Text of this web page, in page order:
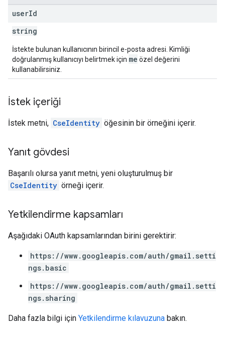
userId
string
İstekte bulunan kullanıcının birincil e-posta adresi. Kimliği
doğrulanmış kullanıcıyı belirtmek için me özel değerini
kullanabilirsiniz.
İstek içeriği
İstek metni, CseIdentity öğesinin bir örneğini içerir.
Yanıt gövdesi
Başarılı olursa yanıt metni, yeni oluşturulmuş bir
CseIdentity örneği içerir.
Yetkilendirme kapsamları
Aşağıdaki OAuth kapsamlarından birini gerektirir:
https://www.googleapis.com/auth/gmail.setti
ngs.basic
https://www.googleapis.com/auth/gmail.setti
ngs.sharing
Daha fazla bilgi için Yetkilendirme kılavuzuna bakın.